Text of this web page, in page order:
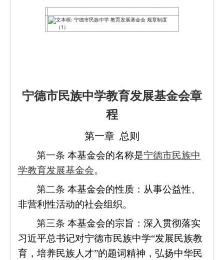
宁德市民族中学教育发展基金会章
程
第一章 总则
第一条 本基金会的名称是宁德市民族中
学教育发展基金会。
第二条 本基金会的性质：从事公益性、
非营利性活动的社会组织。
第三条 本基金会的宗旨：深入贯彻落实
习近平总书记对宁德市民族中学“发展民族教
育，培养民族人才”的题词精神，弘扬中华民